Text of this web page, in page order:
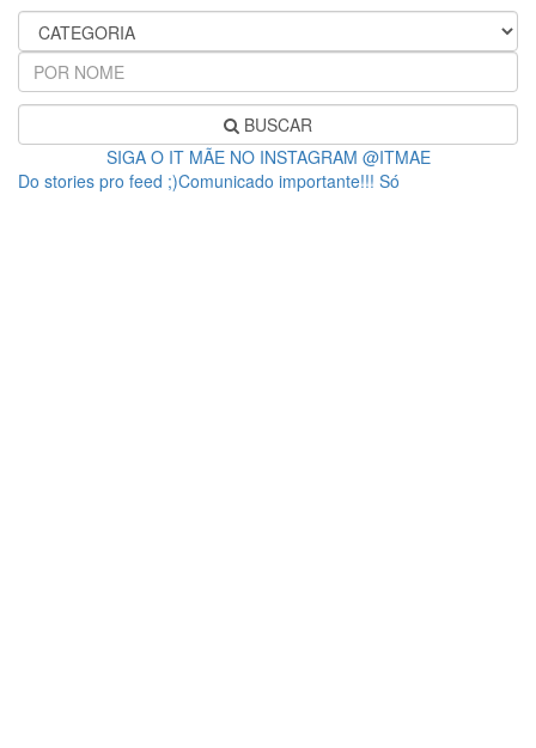
BUSCAR
SIGA O IT MÃE NO INSTAGRAM @ITMAE
Do stories pro feed ;)Comunicado importante!!! Só